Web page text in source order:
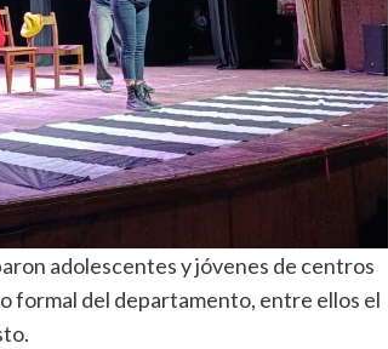
adolescentes y jóvenes de centros
formal del departamento, entre ellos el